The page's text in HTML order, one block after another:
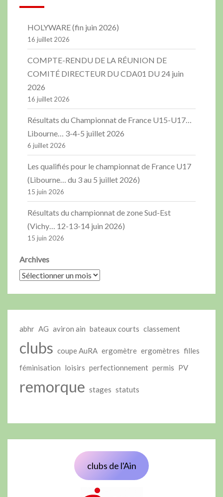
HOLYWARE (fin juin 2026)
16 juillet 2026
COMPTE-RENDU DE LA RÉUNION DE
COMITÉ DIRECTEUR DU CDA01 DU 24 juin
2026
16 juillet 2026
Résultats du Championnat de France U15-U17…
Libourne… 3-4-5 juillet 2026
6 juillet 2026
Les qualifiés pour le championnat de France U17
(Libourne… du 3 au 5 juillet 2026)
15 juin 2026
Résultats du championnat de zone Sud-Est
(Vichy… 12-13-14 juin 2026)
15 juin 2026
Archives
abhr AG aviron ain bateaux courts classement
clubs coupe AuRA ergomètre ergomètres filles
féminisation loisirs perfectionnement permis PV
remorque stages statuts
clubs de l'Ain